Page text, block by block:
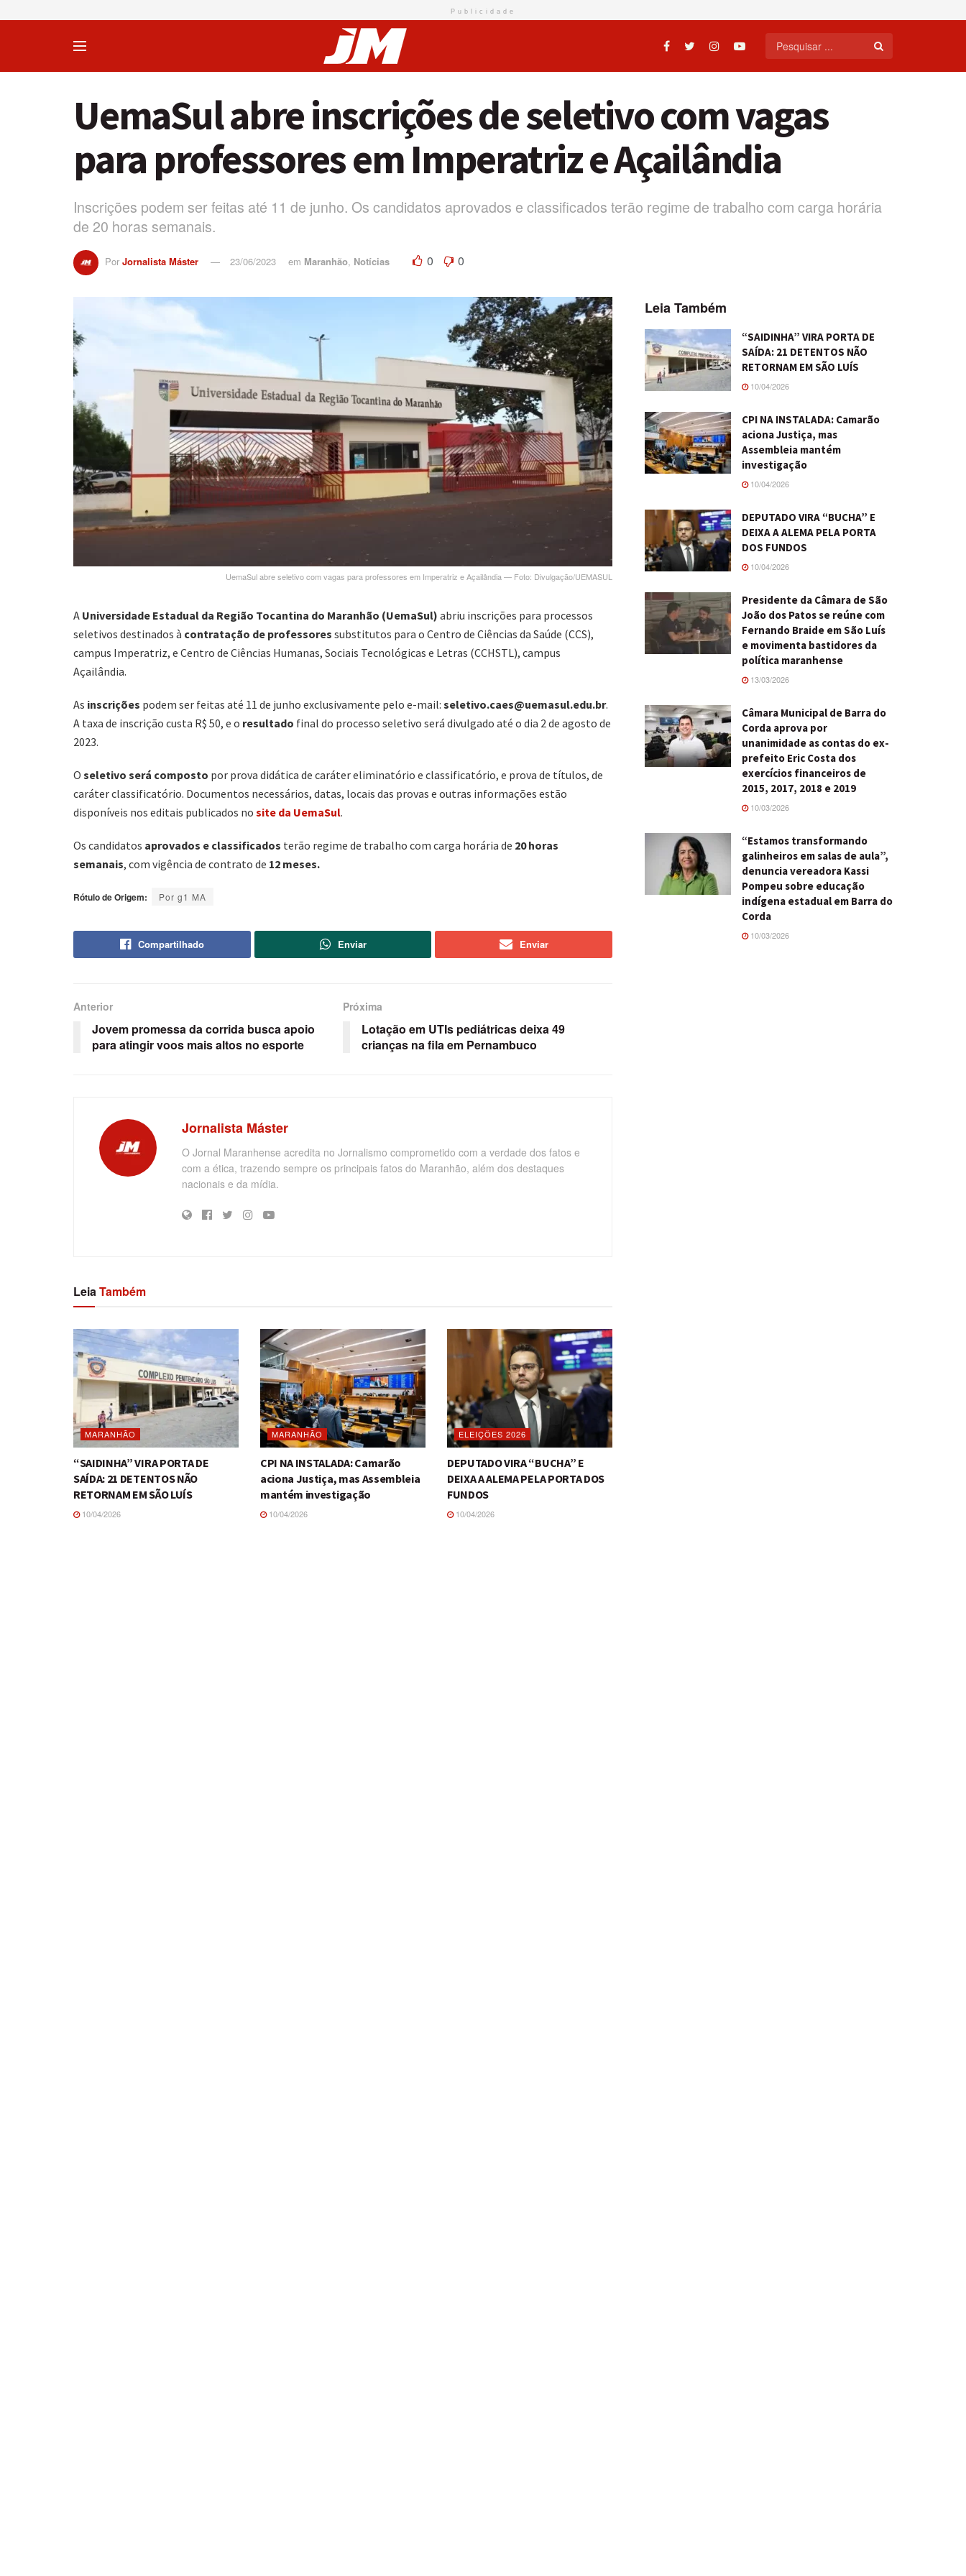
Publicidade
UemaSul abre inscrições de seletivo com vagas
para professores em Imperatriz e Açailândia
Inscrições podem ser feitas até 11 de junho. Os candidatos aprovados e classificados terão regime de trabalho com carga horária
de 20 horas semanais.
Por Jornalista Máster 23/06/2023 em Maranhão, Notícias 0 0
UemaSul abre seletivo com vagas para professores em Imperatriz e Açailândia — Foto: Divulgação/UEMASUL
A Universidade Estadual da Região Tocantina do Maranhão (UemaSul) abriu inscrições para processos
seletivos destinados à contratação de professores substitutos para o Centro de Ciências da Saúde (CCS),
campus Imperatriz, e Centro de Ciências Humanas, Sociais Tecnológicas e Letras (CCHSTL), campus
Açailândia.
As inscrições podem ser feitas até 11 de junho exclusivamente pelo e-mail: seletivo.caes@uemasul.edu.br.
A taxa de inscrição custa R$ 50, e o resultado final do processo seletivo será divulgado até o dia 2 de agosto de
2023.
O seletivo será composto por prova didática de caráter eliminatório e classificatório, e prova de títulos, de
caráter classificatório. Documentos necessários, datas, locais das provas e outras informações estão
disponíveis nos editais publicados no site da UemaSul.
Os candidatos aprovados e classificados terão regime de trabalho com carga horária de 20 horas
semanais, com vigência de contrato de 12 meses.
Rótulo de Origem: Por g1 MA
Compartilhado Enviar Enviar
Anterior
Jovem promessa da corrida busca apoio
para atingir voos mais altos no esporte
Próxima
Lotação em UTIs pediátricas deixa 49
crianças na fila em Pernambuco
Jornalista Máster
O Jornal Maranhense acredita no Jornalismo comprometido com a verdade dos fatos e
com a ética, trazendo sempre os principais fatos do Maranhão, além dos destaques
nacionais e da mídia.
LeiaTambém
MARANHÃO
“SAIDINHA” VIRA PORTA DE
SAÍDA: 21 DETENTOS NÃO
RETORNAM EM SÃO LUÍS
10/04/2026
MARANHÃO
CPI NA INSTALADA: Camarão
aciona Justiça, mas Assembleia
mantém investigação
10/04/2026
ELEIÇÕES 2026
DEPUTADO VIRA “BUCHA” E
DEIXA A ALEMA PELA PORTA DOS
FUNDOS
10/04/2026
Leia Também
“SAIDINHA” VIRA PORTA DE
SAÍDA: 21 DETENTOS NÃO
RETORNAM EM SÃO LUÍS
10/04/2026
CPI NA INSTALADA: Camarão
aciona Justiça, mas
Assembleia mantém
investigação
10/04/2026
DEPUTADO VIRA “BUCHA” E
DEIXA A ALEMA PELA PORTA
DOS FUNDOS
10/04/2026
Presidente da Câmara de São
João dos Patos se reúne com
Fernando Braide em São Luís
e movimenta bastidores da
política maranhense
13/03/2026
Câmara Municipal de Barra do
Corda aprova por
unanimidade as contas do ex-
prefeito Eric Costa dos
exercícios financeiros de
2015, 2017, 2018 e 2019
10/03/2026
“Estamos transformando
galinheiros em salas de aula”,
denuncia vereadora Kassi
Pompeu sobre educação
indígena estadual em Barra do
Corda
10/03/2026